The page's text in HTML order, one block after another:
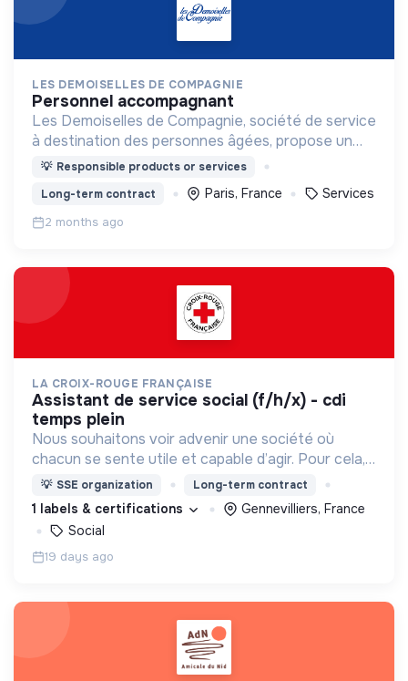
LES DEMOISELLES DE COMPAGNIE
personnel accompagnant
Les Demoiselles de Compagnie, société de service
à destination des personnes âgées, propose un
accompagnement haut de gamme et sur-mesure.
💡 Responsible products or services
Long-term contract
Paris, France Services
2 months ago
LA CROIX-ROUGE FRANÇAISE
assistant de service social (f/h/x) - cdi
temps plein
Nous souhaitons voir advenir une société où
chacun se sente utile et capable d’agir. Pour cela,
nous proposons des moyens et des lieux
d’engagement innovants et adaptés à tous.
💡 SSE organization Long-term contract
1 labels & certifications
Gennevilliers, France
Social
19 days ago